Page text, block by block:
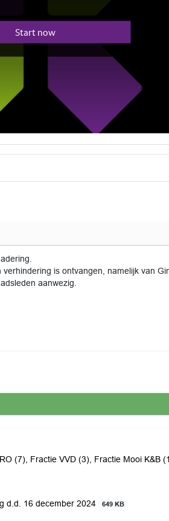
is ontvangen, namelijk van
aanwezig.
(7), Fractie VVD (3), Fractie Mooi K&B
d.d. 16 december 2024
649 KB